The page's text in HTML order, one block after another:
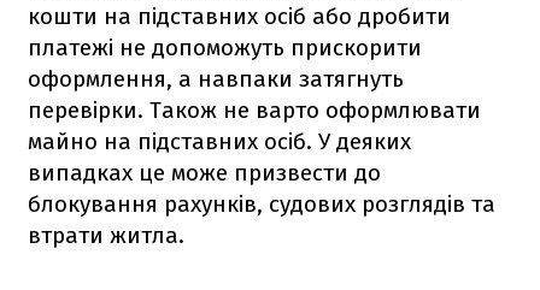
кошти на підставних осіб або дробити
платежі не допоможуть прискорити
оформлення, а навпаки затягнуть
перевірки. Також не варто оформлювати
майно на підставних осіб. У деяких
випадках це може призвести до
блокування рахунків, судових розглядів та
втрати житла.